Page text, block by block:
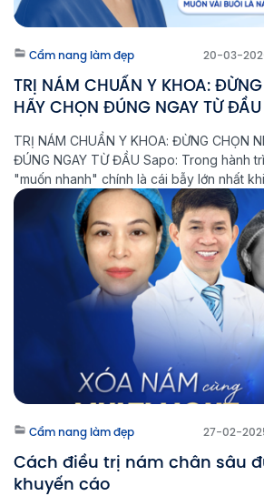
Cẩm nang làm đẹp 20-03-
TRỊ NÁM CHUẨN Y KHOA:
HÃY CHỌN ĐÚNG NGAY TỪ ĐẦU
TRỊ NÁM CHUẨN Y KHOA: ĐỪNG CHỌN
ĐÚNG NGAY TỪ ĐẦU Sapo: Trong hành
"muốn nhanh" chính là cái bẫy lớn nhất
vào vòng lặp: Điều trị - Tái phát - Nặng
Laser Thẩm mỹ Aeslatek, chúng […]
Cẩm nang làm đẹp 27-02-
Cách điều trị nám chân sâu
khuyến cáo